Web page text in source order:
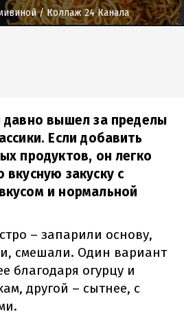
/ Коллаж 24 Канала
давно вышел за пределы
Если добавить
продуктов, он легко
закуску с
и нормальной
– запарили основу,
смешали. Один вариант
благодаря огурцу и
другой – сытнее, с